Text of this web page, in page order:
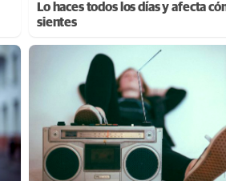
Lo haces todos los días y afecta
sientes